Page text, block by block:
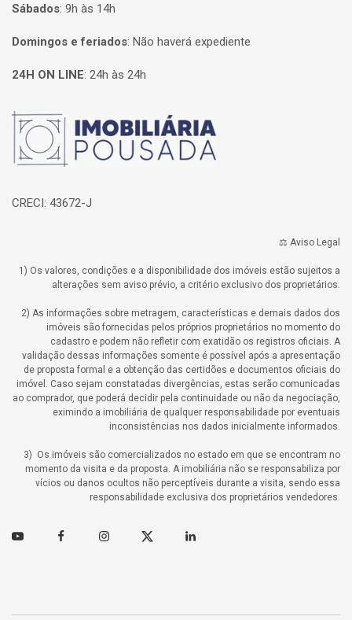
Sábados: 9h às 14h
Domingos e feriados: Não haverá expediente
24H ON LINE: 24h às 24h
Página inicial
CRECI: 43672-J
⚖️ Aviso Legal
1) Os valores, condições e a disponibilidade dos imóveis estão sujeitos a
alterações sem aviso prévio, a critério exclusivo dos proprietários.
2) As informações sobre metragem, características e demais dados dos
imóveis são fornecidas pelos próprios proprietários no momento do
cadastro e podem não refletir com exatidão os registros oficiais. A
validação dessas informações somente é possível após a apresentação
de proposta formal e a obtenção das certidões e documentos oficiais do
imóvel. Caso sejam constatadas divergências, estas serão comunicadas
ao comprador, que poderá decidir pela continuidade ou não da negociação,
eximindo a imobiliária de qualquer responsabilidade por eventuais
inconsistências nos dados inicialmente informados.
3) Os imóveis são comercializados no estado em que se encontram no
momento da visita e da proposta. A imobiliária não se responsabiliza por
vícios ou danos ocultos não perceptíveis durante a visita, sendo essa
responsabilidade exclusiva dos proprietários vendedores.
Youtube FacebookInstagramTwitter Linkedin